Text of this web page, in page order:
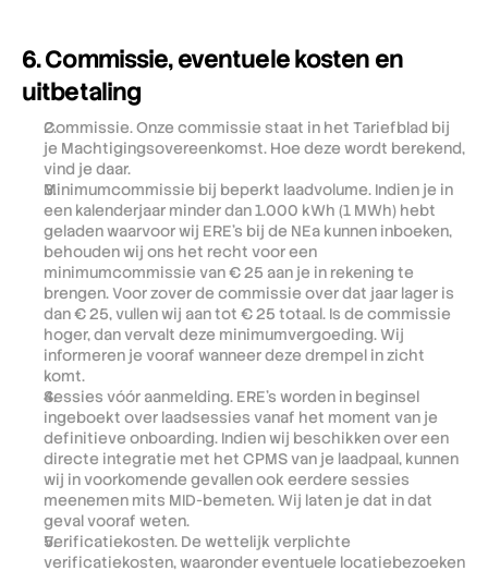
6. Commissie, eventuele kosten en
uitbetaling
Commissie. Onze commissie staat in het Tariefblad bij
je Machtigingsovereenkomst. Hoe deze wordt berekend,
vind je daar.
Minimumcommissie bij beperkt laadvolume. Indien je in
een kalenderjaar minder dan 1.000 kWh (1 MWh) hebt
geladen waarvoor wij ERE's bij de NEa kunnen inboeken,
behouden wij ons het recht voor een
minimumcommissie van € 25 aan je in rekening te
brengen. Voor zover de commissie over dat jaar lager is
dan € 25, vullen wij aan tot € 25 totaal. Is de commissie
hoger, dan vervalt deze minimumvergoeding. Wij
informeren je vooraf wanneer deze drempel in zicht
komt.
Sessies vóór aanmelding. ERE's worden in beginsel
ingeboekt over laadsessies vanaf het moment van je
definitieve onboarding. Indien wij beschikken over een
directe integratie met het CPMS van je laadpaal, kunnen
wij in voorkomende gevallen ook eerdere sessies
meenemen mits MID-bemeten. Wij laten je dat in dat
geval vooraf weten.
Verificatiekosten. De wettelijk verplichte
verificatiekosten, waaronder eventuele locatiebezoeken